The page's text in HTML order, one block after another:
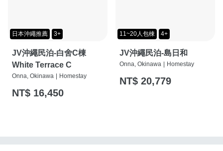
日本沖繩推薦 3+
JV沖繩民泊-白舍C棟
White Terrace C
Onna, Okinawa Homestay
NT$ 16,450
11~20人包棟 4+
JV沖繩民泊-島日和
Onna, Okinawa Homestay
NT$ 20,779